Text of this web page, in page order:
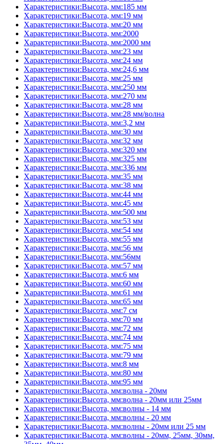
Характеристики:Высота, мм:185 мм
Характеристики:Высота, мм:19 мм
Характеристики:Высота, мм:20 мм
Характеристики:Высота, мм:2000
Характеристики:Высота, мм:2000 мм
Характеристики:Высота, мм:23 мм
Характеристики:Высота, мм:24 мм
Характеристики:Высота, мм:24,6 мм
Характеристики:Высота, мм:25 мм
Характеристики:Высота, мм:250 мм
Характеристики:Высота, мм:270 мм
Характеристики:Высота, мм:28 мм
Характеристики:Высота, мм:28 мм/волна
Характеристики:Высота, мм:3,2 мм
Характеристики:Высота, мм:30 мм
Характеристики:Высота, мм:32 мм
Характеристики:Высота, мм:320 мм
Характеристики:Высота, мм:325 мм
Характеристики:Высота, мм:336 мм
Характеристики:Высота, мм:35 мм
Характеристики:Высота, мм:38 мм
Характеристики:Высота, мм:44 мм
Характеристики:Высота, мм:45 мм
Характеристики:Высота, мм:500 мм
Характеристики:Высота, мм:53 мм
Характеристики:Высота, мм:54 мм
Характеристики:Высота, мм:55 мм
Характеристики:Высота, мм:56 мм
Характеристики:Высота, мм:56мм
Характеристики:Высота, мм:57 мм
Характеристики:Высота, мм:6 мм
Характеристики:Высота, мм:60 мм
Характеристики:Высота, мм:61 мм
Характеристики:Высота, мм:65 мм
Характеристики:Высота, мм:7 см
Характеристики:Высота, мм:70 мм
Характеристики:Высота, мм:72 мм
Характеристики:Высота, мм:74 мм
Характеристики:Высота, мм:75 мм
Характеристики:Высота, мм:79 мм
Характеристики:Высота, мм:8 мм
Характеристики:Высота, мм:80 мм
Характеристики:Высота, мм:95 мм
Характеристики:Высота, мм:волна - 20мм
Характеристики:Высота, мм:волна - 20мм или 25мм
Характеристики:Высота, мм:волны - 14 мм
Характеристики:Высота, мм:волны - 20 мм
Характеристики:Высота, мм:волны - 20мм или 25 мм
Характеристики:Высота, мм:волны - 20мм, 25мм, 30мм,